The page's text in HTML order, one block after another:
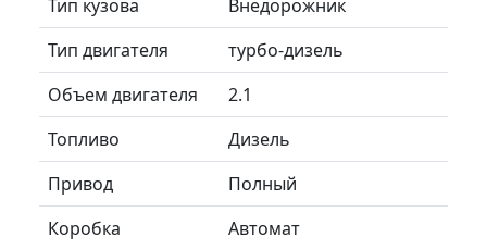
Тип кузова
Внедорожник
Тип двигателя
турбо-дизель
Объем двигателя
2.1
Топливо
Дизель
Привод
Полный
Коробка
Автомат